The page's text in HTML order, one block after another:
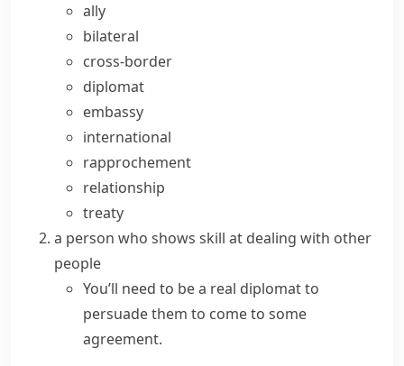
ally
bilateral
cross-border
diplomat
embassy
international
rapprochement
relationship
treaty
a person who shows skill at dealing with other
people
You’ll need to be a real diplomat to
persuade them to come to some
agreement.